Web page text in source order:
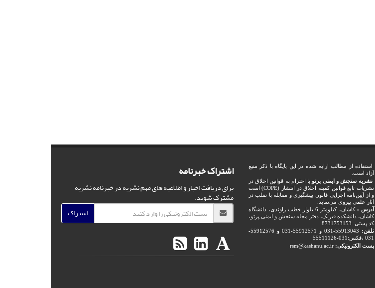
استفاده از مطالب ارایه شده در این پایگاه با ذکر منبع
آزاد است.
نشریه سنجش و ایمنی پرتو با احترام به قوانین اخلاق در
نشریات تابع قوانین کمیته اخلاق در انتشار (COPE) است
و از آیین‌نامه اجرایی قانون پیشگیری و مقابله با تقلب در
آثار علمی پیروی می‌نماید.
آدرس :
کاشان، کیلومتر 6 بلوار قطب راوندی، دانشگاه
کاشان، دانشکده فیزیک، دفتر مجله سنجش و ایمنی پرتو،
کد پستی: 8731753153
تلفن:
55913043-031 و 55912571-031 و 55912576-
031 ،فکس:031-55511126
پست الکترونیکی: rsm@kashanu.ac.ir
اشتراک خبرنامه
برای دریافت اخبار و اطلاعیه های مهم نشریه در خبرنامه نشریه
مشترک شوید.
اشتراک